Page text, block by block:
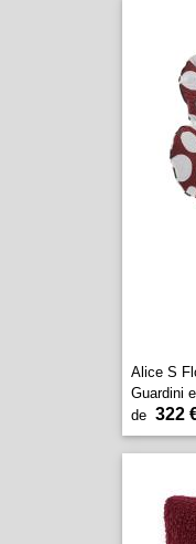
Alice S
Guardini
de 322